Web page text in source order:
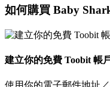
如何購買 Baby
建立你的免費 Toobit 帳